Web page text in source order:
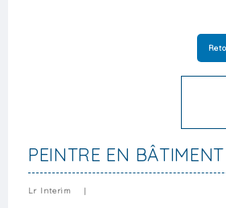
PEINTRE EN
Lr Interim |